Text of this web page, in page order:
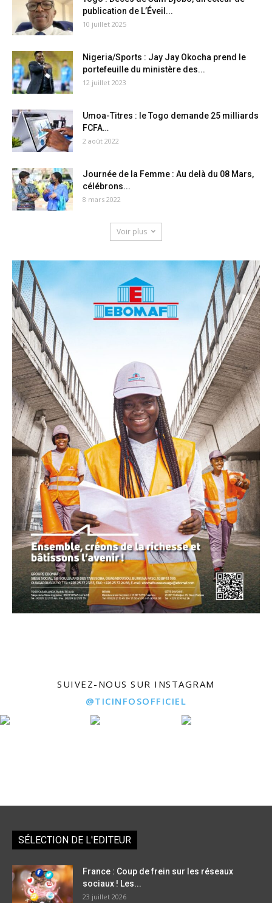
publication de L’Éveil...
10 juillet 2025
Nigeria/Sports : Jay Jay Okocha prend le
portefeuille du ministère des...
12 juillet 2023
Umoa-Titres : le Togo demande 25 milliards
FCFA…
2 août 2022
Journée de la Femme : Au delà du 08 Mars,
célébrons...
8 mars 2022
Voir plus
SUIVEZ-NOUS SUR INSTAGRAM
@TICINFOSOFFICIEL
SÉLECTION DE L'EDITEUR
France : Coup de frein sur les réseaux
sociaux ! Les...
23 juillet 2026